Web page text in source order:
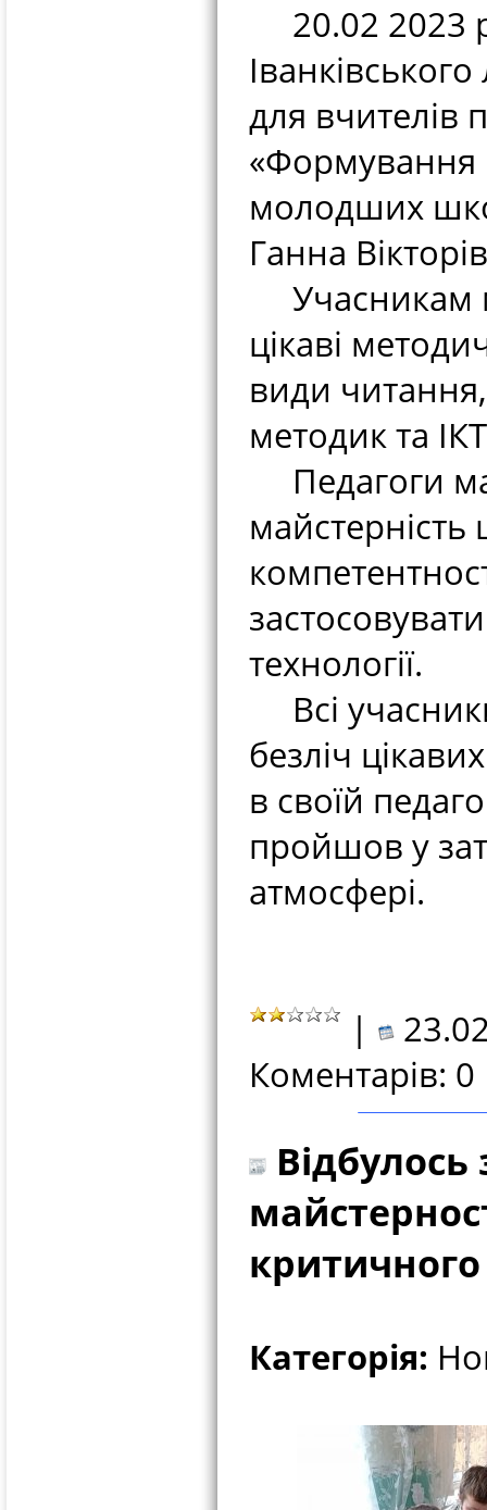
20.02 2023 р.
для вчителів
«Формування
молодших
Ганна
Учасникам
цікаві
види
методик та
Педагоги
технології.
Всі
безліч
в своїй
пройшов у
атмосфері.
|
Коментарів:
Категорія: